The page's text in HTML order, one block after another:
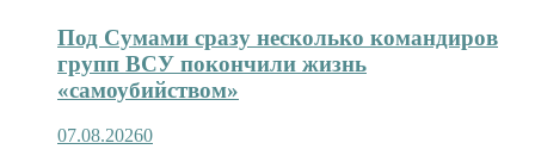
Под Сумами сразу несколько командиров
групп ВСУ покончили жизнь
«самоубийством»
07.08.20260